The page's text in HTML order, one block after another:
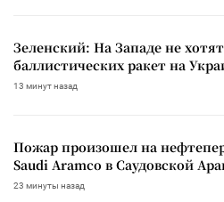
Зеленский: На Западе не
баллистических ракет на
13 минут назад
Пожар произошел на
Saudi Aramco в Саудовской
23 минуты назад